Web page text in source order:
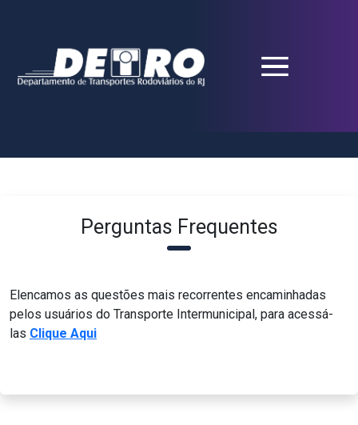
Perguntas Frequentes
Elencamos as questões mais recorrentes encaminhadas
pelos usuários do Transporte Intermunicipal, para acessá-
las Clique Aqui